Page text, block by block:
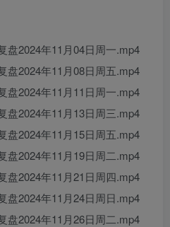
盘2024年11月04日周一.mp4
盘2024年11月08日周五.mp4
盘2024年11月11日周一.mp4
盘2024年11月13日周三.mp4
盘2024年11月15日周五.mp4
盘2024年11月19日周二.mp4
盘2024年11月21日周四.mp4
盘2024年11月24日周日.mp4
盘2024年11月26日周二.mp4